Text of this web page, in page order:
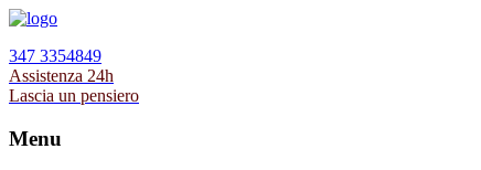
347 3354849
Assistenza 24h
Lascia un pensiero
Menu